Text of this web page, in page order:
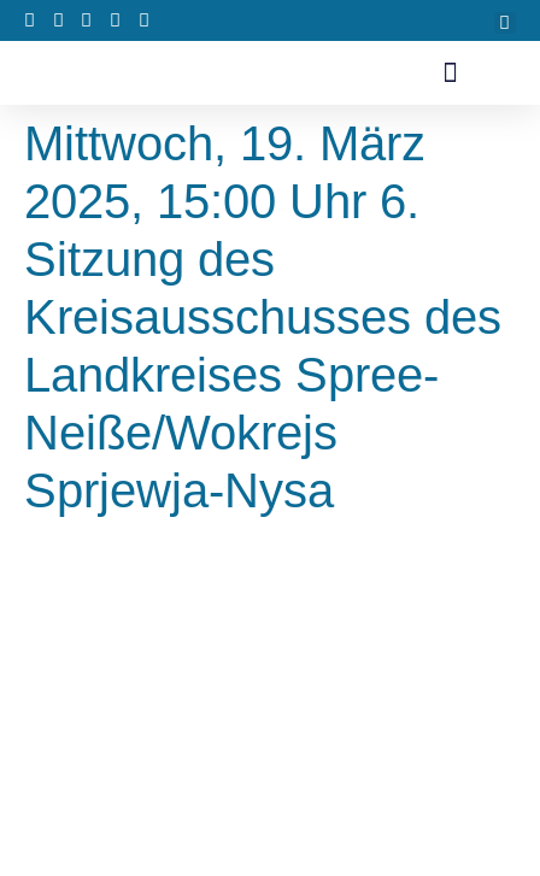
Mittwoch, 19. März
2025, 15:00 Uhr 6.
Sitzung des
Kreisausschusses des
Landkreises Spree-
Neiße/Wokrejs
Sprjewja-Nysa